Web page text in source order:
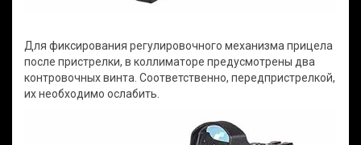
Для фиксирования регулировочного механизма прицела
после пристрелки, в коллиматоре предусмотрены два
контровочных винта. Соответственно, передпристрелкой,
их необходимо ослабить.